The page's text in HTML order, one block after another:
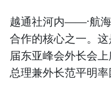
越通社河内——·航
合作的核心之一。
届东亚峰会外长会
总理兼外长范平明率